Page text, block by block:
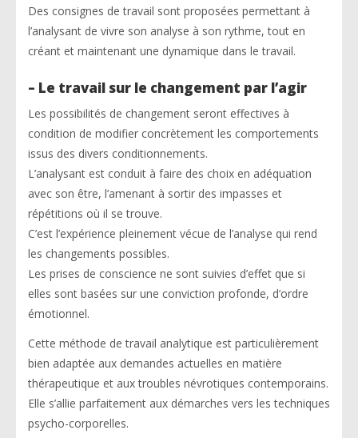
Des consignes de travail sont proposées permettant à
l’analysant de vivre son analyse à son rythme, tout en
créant et maintenant une dynamique dans le travail.
– Le travail sur le changement par l’agir
Les possibilités de changement seront effectives à
condition de modifier concrètement les comportements
issus des divers conditionnements.
L’analysant est conduit à faire des choix en adéquation
avec son être, l’amenant à sortir des impasses et
répétitions où il se trouve.
C’est l’expérience pleinement vécue de l’analyse qui rend
les changements possibles.
Les prises de conscience ne sont suivies d’effet que si
elles sont basées sur une conviction profonde, d’ordre
émotionnel.
Cette méthode de travail analytique est particulièrement
bien adaptée aux demandes actuelles en matière
thérapeutique et aux troubles névrotiques contemporains.
Elle s’allie parfaitement aux démarches vers les techniques
psycho-corporelles.